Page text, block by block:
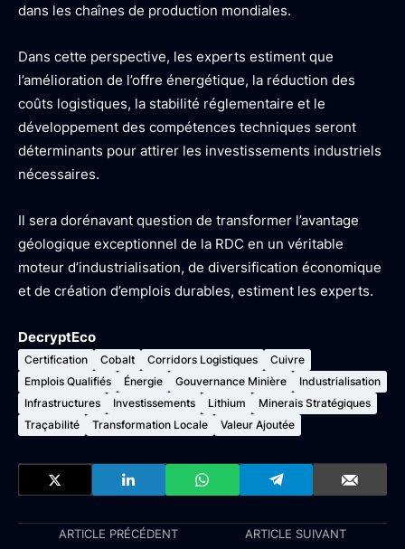
dans les chaînes de production mondiales.
Dans cette perspective, les experts estiment que
l’amélioration de l’offre énergétique, la réduction des
coûts logistiques, la stabilité réglementaire et le
développement des compétences techniques seront
déterminants pour attirer les investissements industriels
nécessaires.
Il sera dorénavant question de transformer l’avantage
géologique exceptionnel de la RDC en un véritable
moteur d’industrialisation, de diversification économique
et de création d’emplois durables, estiment les experts.
DecryptEco
Certification Cobalt Corridors Logistiques
Cuivre
Emplois Qualifiés
Énergie Gouvernance Minière
Industrialisation
Infrastructures
Investissements Lithium
Minerais Stratégiques
Traçabilité
Transformation Locale Valeur Ajoutée
ARTICLE PRÉCÉDENT ARTICLE SUIVANT